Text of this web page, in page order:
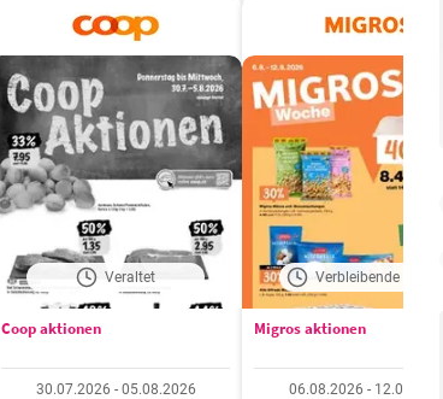
Veraltet
Coop aktionen
30.07.2026 - 05.08.2026
Verbleibende Tage: 7
Migros aktionen
06.08.2026 - 12.08.2026